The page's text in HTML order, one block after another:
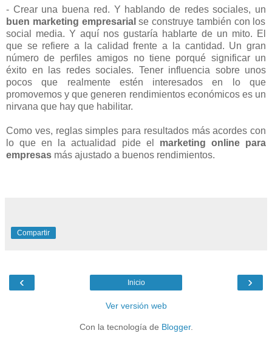
- Crear una buena red. Y hablando de redes sociales, un
buen marketing empresarialse construye también con los
social media. Y aquí nos gustaría hablarte de un mito. El
que se refiere a la calidad frente a la cantidad. Un gran
número de perfiles amigos no tiene porqué significar un
éxito en las redes sociales. Tener influencia sobre unos
pocos que realmente estén interesados en lo que
promovemos y que generen rendimientos económicos es un
nirvana que hay que habilitar.
Como ves, reglas simples para resultados más acordes con
lo que en la actualidad pide el marketing online para
empresas más ajustado a buenos rendimientos.
Compartir
‹ ›
Inicio
Ver versión web
Con la tecnología de Blogger.